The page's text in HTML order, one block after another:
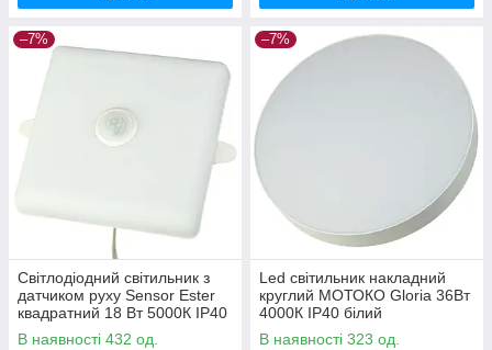
–7%
Світлодіодний світильник з
датчиком руху Sensor Ester
квадратний 18 Вт 5000К IP40
В наявності 432 од.
–7%
Led світильник накладний
круглий МОТОКО Gloria 36Вт
4000К IP40 білий
В наявності 323 од.